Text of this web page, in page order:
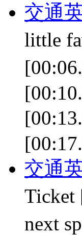
交通
little
交通
Ticket
next